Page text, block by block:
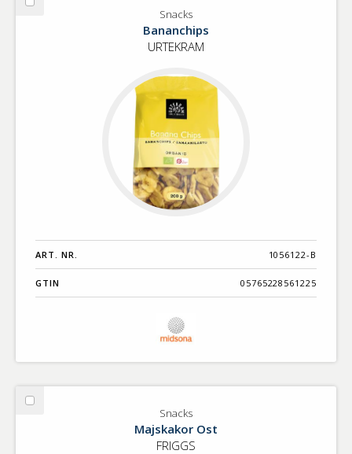
Välj
Snacks
Bananchips
URTEKRAM
ART. NR. 1056122-B
GTIN 05765228561225
Välj
Snacks
Majskakor Ost
FRIGGS